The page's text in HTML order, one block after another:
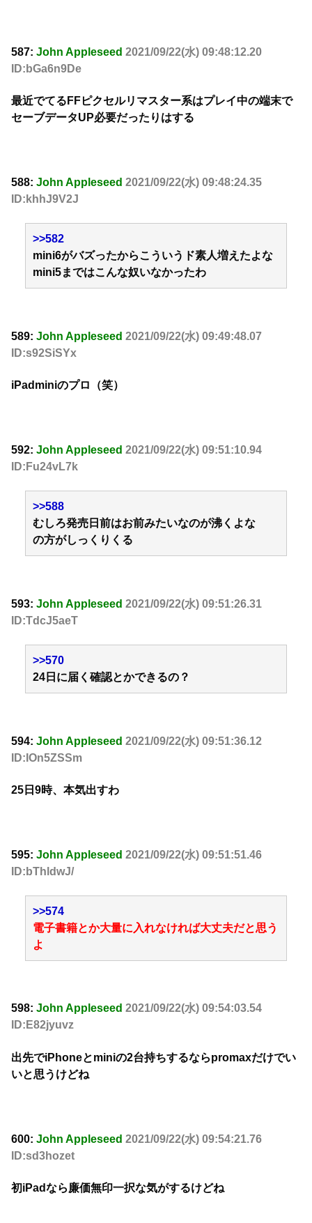
587: John Appleseed 2021/09/22(水) 09:48:12.20
ID:bGa6n9De
最近でてるFFピクセルリマスター系はプレイ中の端末で
セーブデータUP必要だったりはする
588: John Appleseed 2021/09/22(水) 09:48:24.35
ID:khhJ9V2J
>>582
mini6がバズったからこういうド素人増えたよな
mini5まではこんな奴いなかったわ
589: John Appleseed 2021/09/22(水) 09:49:48.07
ID:s92SiSYx
iPadminiのプロ（笑）
592: John Appleseed 2021/09/22(水) 09:51:10.94
ID:Fu24vL7k
>>588
むしろ発売日前はお前みたいなのが沸くよな
の方がしっくりくる
593: John Appleseed 2021/09/22(水) 09:51:26.31
ID:TdcJ5aeT
>>570
24日に届く確認とかできるの？
594: John Appleseed 2021/09/22(水) 09:51:36.12
ID:IOn5ZSSm
25日9時、本気出すわ
595: John Appleseed 2021/09/22(水) 09:51:51.46
ID:bThldwJ/
>>574
電子書籍とか大量に入れなければ大丈夫だと思う
よ
598: John Appleseed 2021/09/22(水) 09:54:03.54
ID:E82jyuvz
出先でiPhoneとminiの2台持ちするならpromaxだけでい
いと思うけどね
600: John Appleseed 2021/09/22(水) 09:54:21.76
ID:sd3hozet
初iPadなら廉価無印一択な気がするけどね